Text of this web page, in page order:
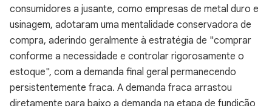
consumidores a jusante, como empresas de metal duro e
usinagem, adotaram uma mentalidade conservadora de
compra, aderindo geralmente à estratégia de "comprar
conforme a necessidade e controlar rigorosamente o
estoque", com a demanda final geral permanecendo
persistentemente fraca. A demanda fraca arrastou
diretamente para baixo a demanda na etapa de fundição